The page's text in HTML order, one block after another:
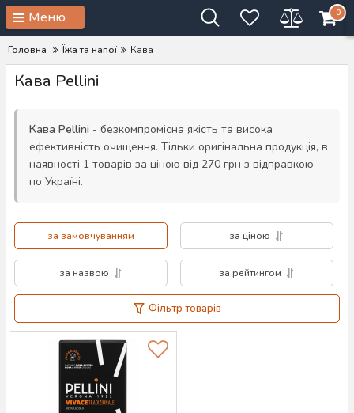
Меню 0
Головна Їжа та напої Кава
Кава Pellini
Кава Pellini - безкомпромісна якість та висока
ефективність очищення. Тільки оригінальна продукція, в
наявності 1 товарів за ціною від 270 грн з відправкою
по Україні.
за замовчуванням за ціною
за назвою за рейтингом
Фільтр товарів